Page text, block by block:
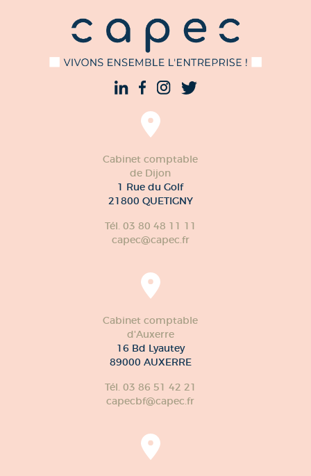
Cabinet comptable
de Dijon
1 Rue du Golf
21800 QUETIGNY
Tél. 03 80 48 11 11
capec@capec.fr
Cabinet comptable
d'Auxerre
16 Bd Lyautey
89000 AUXERRE
Tél. 03 86 51 42 21
capecbf@capec.fr